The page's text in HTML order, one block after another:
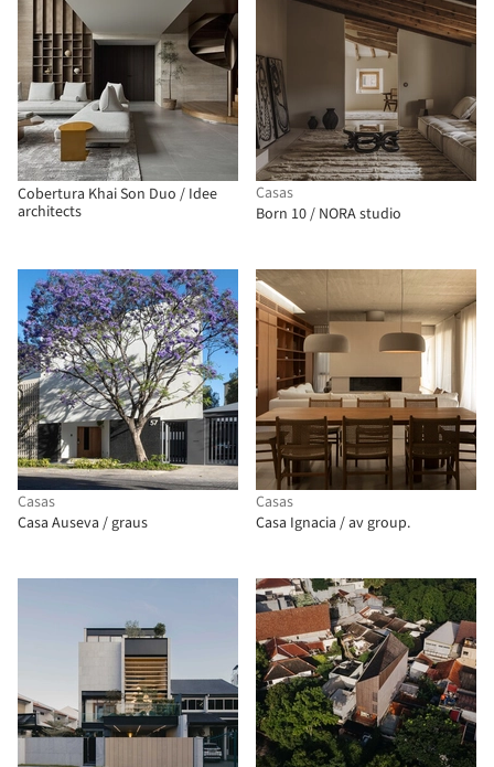
Cobertura Khai Son Duo / Idee
architects
Casas
Born 10 / NORA studio
Casas
Casa Auseva / graus
Casas
Casa Ignacia / av group.